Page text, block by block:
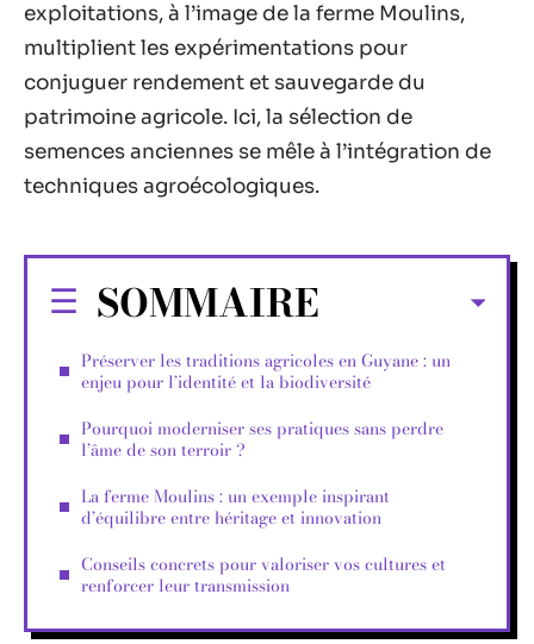
exploitations, à l’image de la ferme Moulins,
multiplient les expérimentations pour
conjuguer rendement et sauvegarde du
patrimoine agricole. Ici, la sélection de
semences anciennes se mêle à l’intégration de
techniques agroécologiques.
SOMMAIRE
Préserver les traditions agricoles en Guyane : un
enjeu pour l’identité et la biodiversité
Pourquoi moderniser ses pratiques sans perdre
l’âme de son terroir ?
La ferme Moulins : un exemple inspirant
d’équilibre entre héritage et innovation
Conseils concrets pour valoriser vos cultures et
renforcer leur transmission